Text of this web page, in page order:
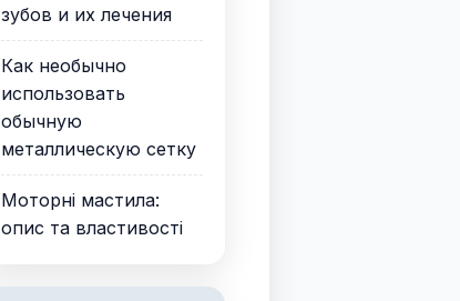
зубов и их лечения
Как необычно
использовать
обычную
металлическую сетку
Моторні мастила:
опис та властивості